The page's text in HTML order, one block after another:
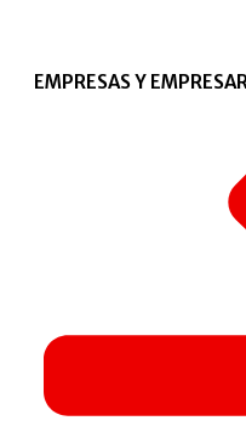
EMPRESAS Y